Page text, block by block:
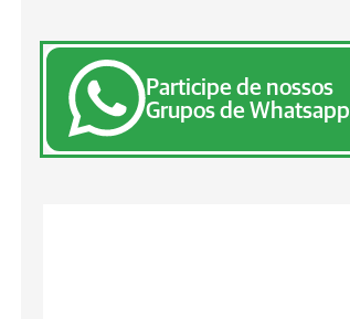
Participe de nossos
Grupos de Whatsapp